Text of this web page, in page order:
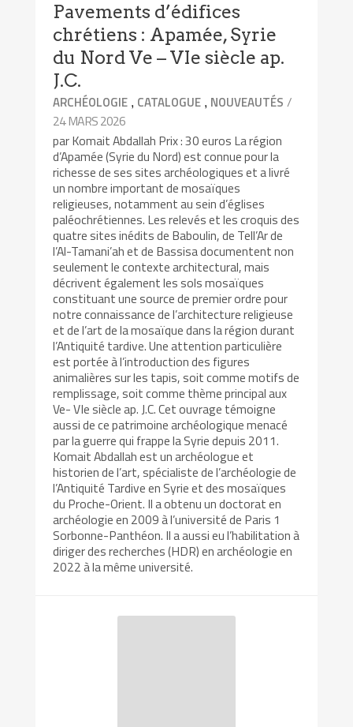
Pavements d’édifices
chrétiens : Apamée, Syrie
du Nord Ve – VIe siècle ap.
J.C.
ARCHÉOLOGIE , CATALOGUE , NOUVEAUTÉS /
24 MARS 2026
par Komait Abdallah Prix : 30 euros La région
d’Apamée (Syrie du Nord) est connue pour la
richesse de ses sites archéologiques et a livré
un nombre important de mosaïques
religieuses, notamment au sein d’églises
paléochrétiennes. Les relevés et les croquis des
quatre sites inédits de Baboulin, de Tell’Ar de
l’Al-Tamani’ah et de Bassisa documentent non
seulement le contexte architectural, mais
décrivent également les sols mosaïques
constituant une source de premier ordre pour
notre connaissance de l’architecture religieuse
et de l’art de la mosaïque dans la région durant
l’Antiquité tardive. Une attention particulière
est portée à l’introduction des figures
animalières sur les tapis, soit comme motifs de
remplissage, soit comme thème principal aux
Ve- VIe siècle ap. J.C. Cet ouvrage témoigne
aussi de ce patrimoine archéologique menacé
par la guerre qui frappe la Syrie depuis 2011.
Komait Abdallah est un archéologue et
historien de l’art, spécialiste de l’archéologie de
l’Antiquité Tardive en Syrie et des mosaïques
du Proche-Orient. Il a obtenu un doctorat en
archéologie en 2009 à l’université de Paris 1
Sorbonne-Panthéon. Il a aussi eu l’habilitation à
diriger des recherches (HDR) en archéologie en
2022 à la même université.